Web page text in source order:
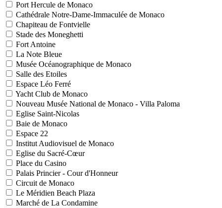
Port Hercule de Monaco
Cathédrale Notre-Dame-Immaculée de Monaco
Chapiteau de Fontvielle
Stade des Moneghetti
Fort Antoine
La Note Bleue
Musée Océanographique de Monaco
Salle des Etoiles
Espace Léo Ferré
Yacht Club de Monaco
Nouveau Musée National de Monaco - Villa Paloma
Eglise Saint-Nicolas
Baie de Monaco
Espace 22
Institut Audiovisuel de Monaco
Eglise du Sacré-Cœur
Place du Casino
Palais Princier - Cour d'Honneur
Circuit de Monaco
Le Méridien Beach Plaza
Marché de La Condamine